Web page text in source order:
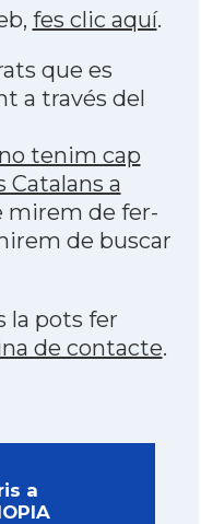
fes clic aquí.
que es
a través del
tenim cap
Catalans a
mirem de fer-
de buscar
la pots fer
de contacte.
a